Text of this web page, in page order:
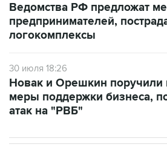
Ведомства РФ предложат
предпринимателей,
логокомплексы
30 июля 18:26
Новак и Орешкин поручили
меры поддержки бизнеса,
атак на "РВБ"